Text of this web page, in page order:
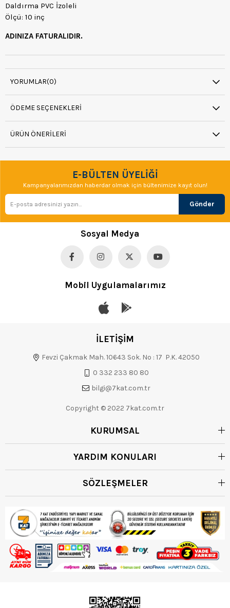
Daldırma PVC İzoleli
Ölçü: 10 inç
ADINIZA FATURALIDIR.
YORUMLAR(0)
ÖDEME SEÇENEKLERI
ÜRÜN ÖNERILERI
E-BÜLTEN ÜYELİĞİ
Kampanyalarımızdan haberdar olmak için bültenimize kayıt olun!
Gönder
Sosyal Medya
Mobil Uygulamalarımız
İLETİŞİM
Fevzi Çakmak Mah. 10643 Sok. No : 17 P.K. 42050
0 332 233 80 80
bilgi@7kat.com.tr
Copyright © 2022 7kat.com.tr
KURUMSAL
YARDIM KONULARI
SÖZLEŞMELER